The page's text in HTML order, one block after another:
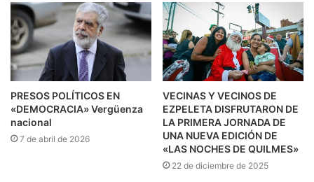
PRESOS POLÍTICOS EN
«DEMOCRACIA» Vergüenza
nacional
7 de abril de 2026
VECINAS Y VECINOS DE
EZPELETA DISFRUTARON DE
LA PRIMERA JORNADA DE
UNA NUEVA EDICIÓN DE
«LAS NOCHES DE QUILMES»
22 de diciembre de 2025